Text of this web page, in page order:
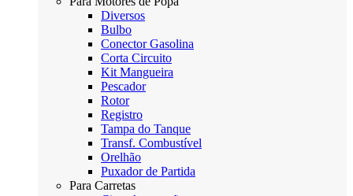
Diversos
Bulbo
Conector Gasolina
Corta Circuito
Kit Mangueira
Pescador
Rotor
Registro
Tampa do Tanque
Transf. Combustível
Orelhão
Puxador de Partida
Para Carretas